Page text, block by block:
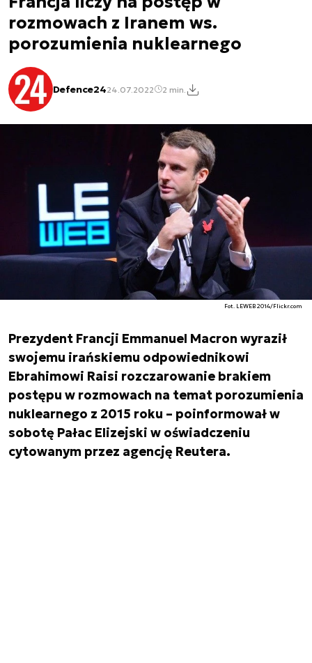
rozmowach z Iranem ws.
porozumienia nuklearnego
Defence2424.07.2022 2 min.
Fot. LEWEB 2014/Flickr.com
Prezydent Francji Emmanuel Macron wyraził
swojemu irańskiemu odpowiednikowi
Ebrahimowi Raisi rozczarowanie brakiem
postępu w rozmowach na temat porozumienia
nuklearnego z 2015 roku – poinformował w
sobotę Pałac Elizejski w oświadczeniu
cytowanym przez agencję Reutera.